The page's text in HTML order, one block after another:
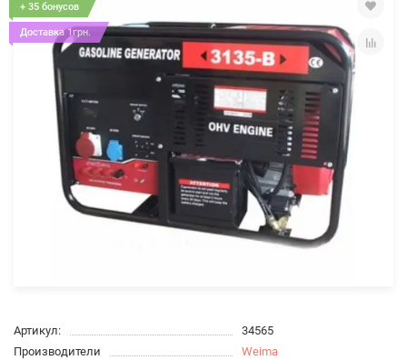
+ 35 бонусов
Доставка 1грн.
Артикул:
34565
Производители
Weima